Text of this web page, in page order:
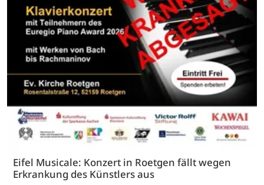
Eifel Musicale: Konzert in Roetgen fällt wegen
Erkrankung des Künstlers aus